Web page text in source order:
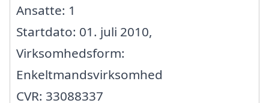
Ansatte: 1
Startdato: 01. juli 2010,
Virksomhedsform:
Enkeltmandsvirksomhed
CVR: 33088337